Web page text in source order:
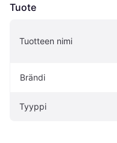
Tuote
Tuotteen nimi
Brändi
Tyyppi